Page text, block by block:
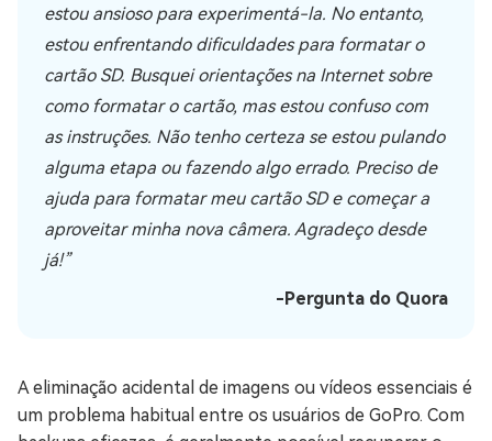
estou ansioso para experimentá-la. No entanto,
estou enfrentando dificuldades para formatar o
cartão SD. Busquei orientações na Internet sobre
como formatar o cartão, mas estou confuso com
as instruções. Não tenho certeza se estou pulando
alguma etapa ou fazendo algo errado. Preciso de
ajuda para formatar meu cartão SD e começar a
aproveitar minha nova câmera. Agradeço desde
já!”
-Pergunta do Quora
A eliminação acidental de imagens ou vídeos essenciais é
um problema habitual entre os usuários de GoPro. Com